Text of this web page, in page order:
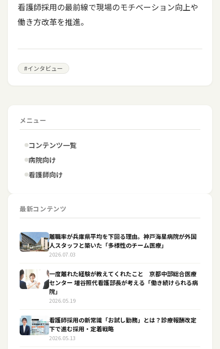
看護師採用の最前線で現場のモチベーション向上や
働き方改革を推進。
#インタビュー
メニュー
コンテンツ一覧
病院向け
看護師向け
最新コンテンツ
離職率が兵庫県平均を下回る理由。神戸海星病院が外国
人スタッフと築いた「多様性のチーム医療」
2026.07.03
一度離れた経験が教えてくれたこと 京都中部総合医療
センター 増谷照代看護部長が考える「働き続けられる病
院」
2026.05.19
看護師採用の新常識「お試し勤務」とは？診療報酬改定
下で進む採用・定着戦略
2026.05.13